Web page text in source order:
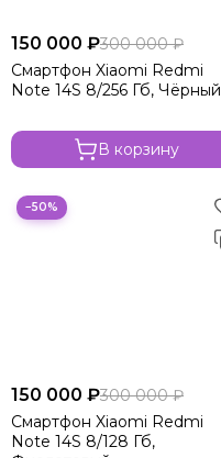
150 000 ₽300 000 ₽
Смартфон Xiaomi Redmi
Note 14S 8/256 Гб, Чёрный
В корзину
−50%
150 000 ₽300 000 ₽
Смартфон Xiaomi Redmi
Note 14S 8/128 Гб,